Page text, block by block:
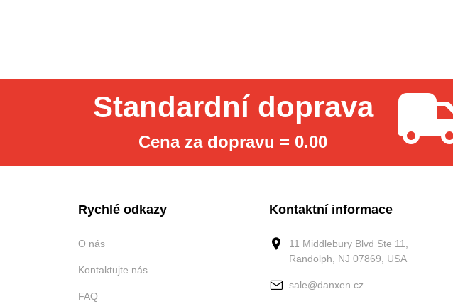
Standardní doprava
Cena za dopravu = 0.00
Rychlé odkazy
O nás
Kontaktujte nás
FAQ
Kontaktní informace
11 Middlebury Blvd Ste 11,
Randolph, NJ 07869, USA
sale@danxen.cz